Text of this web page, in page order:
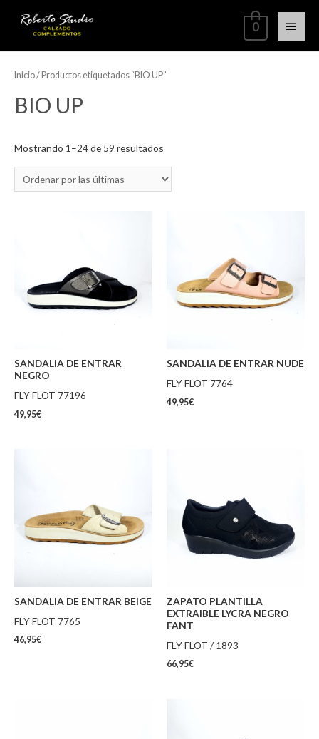
0
Inicio/ Productos etiquetados “BIO UP”
BIO UP
Mostrando 1–24 de 59 resultados
SANDALIA DE ENTRAR
NEGRO
FLY FLOT 77196
49,95€
SANDALIA DE ENTRAR NUDE
FLY FLOT 7764
49,95€
SANDALIA DE ENTRAR BEIGE
FLY FLOT 7765
46,95€
ZAPATO PLANTILLA
EXTRAIBLE LYCRA NEGRO
FANT
FLY FLOT / 1893
66,95€